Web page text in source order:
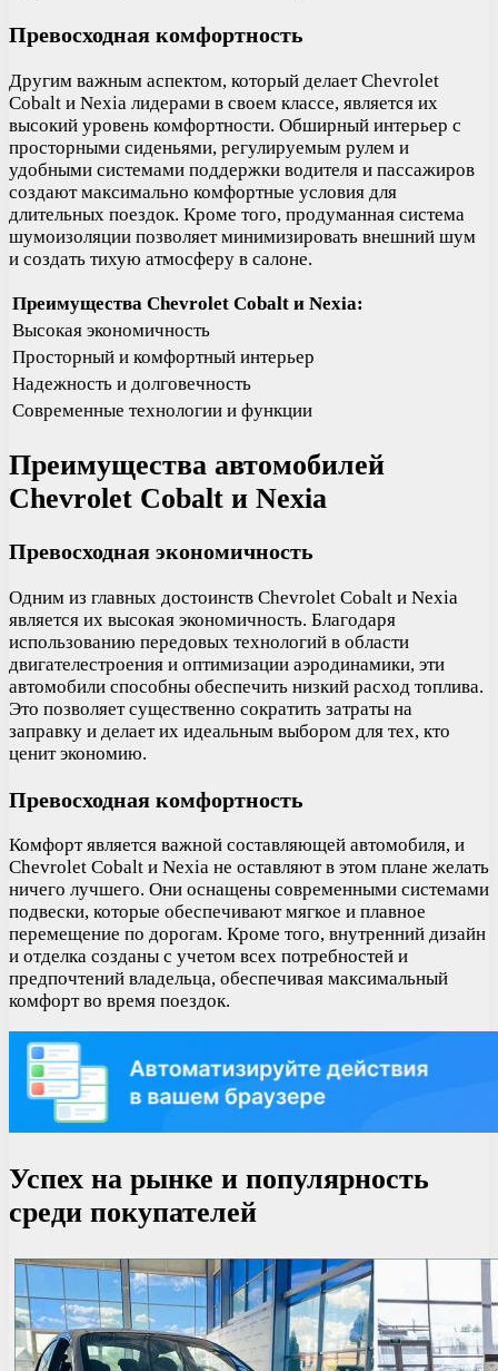
Превосходная комфортность
Другим важным аспектом, который делает Chevrolet
Cobalt и Nexia лидерами в своем классе, является их
высокий уровень комфортности. Обширный интерьер с
просторными сиденьями, регулируемым рулем и
удобными системами поддержки водителя и пассажиров
создают максимально комфортные условия для
длительных поездок. Кроме того, продуманная система
шумоизоляции позволяет минимизировать внешний шум
и создать тихую атмосферу в салоне.
Преимущества Chevrolet Cobalt и Nexia:
Высокая экономичность
Просторный и комфортный интерьер
Надежность и долговечность
Современные технологии и функции
Преимущества автомобилей
Chevrolet Cobalt и Nexia
Превосходная экономичность
Одним из главных достоинств Chevrolet Cobalt и Nexia
является их высокая экономичность. Благодаря
использованию передовых технологий в области
двигателестроения и оптимизации аэродинамики, эти
автомобили способны обеспечить низкий расход топлива.
Это позволяет существенно сократить затраты на
заправку и делает их идеальным выбором для тех, кто
ценит экономию.
Превосходная комфортность
Комфорт является важной составляющей автомобиля, и
Chevrolet Cobalt и Nexia не оставляют в этом плане желать
ничего лучшего. Они оснащены современными системами
подвески, которые обеспечивают мягкое и плавное
перемещение по дорогам. Кроме того, внутренний дизайн
и отделка созданы с учетом всех потребностей и
предпочтений владельца, обеспечивая максимальный
комфорт во время поездок.
Успех на рынке и популярность
среди покупателей